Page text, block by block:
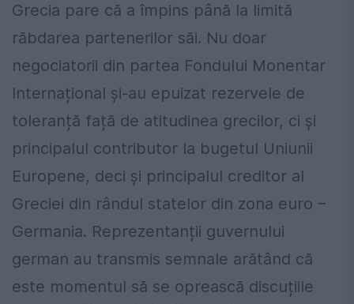
Grecia pare că a împins până la limită
răbdarea partenerilor săi. Nu doar
negociatorii din partea Fondului Monentar
Internațional și-au epuizat rezervele de
toleranță față de atitudinea grecilor, ci și
principalul contributor la bugetul Uniunii
Europene, deci și principalul creditor al
Greciei din rândul statelor din zona euro –
Germania. Reprezentanții guvernului
german au transmis semnale arătând că
este momentul să se oprească discuțiile